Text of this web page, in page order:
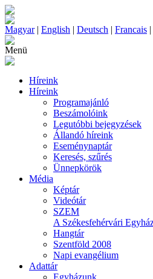
Magyar| English | Deutsch | Francais |
Menü
Híreink
Híreink
Programajánló
Beszámolóink
Legutóbbi bejegyzések
Állandó híreink
Eseménynaptár
Keresés, szűrés
Ünnepkörök
Média
Képtár
Videótár
SZEM
A Székesfehérvári
Hangtár
Szentföld 2008
Napi evangélium
Adattár
Egyházunk